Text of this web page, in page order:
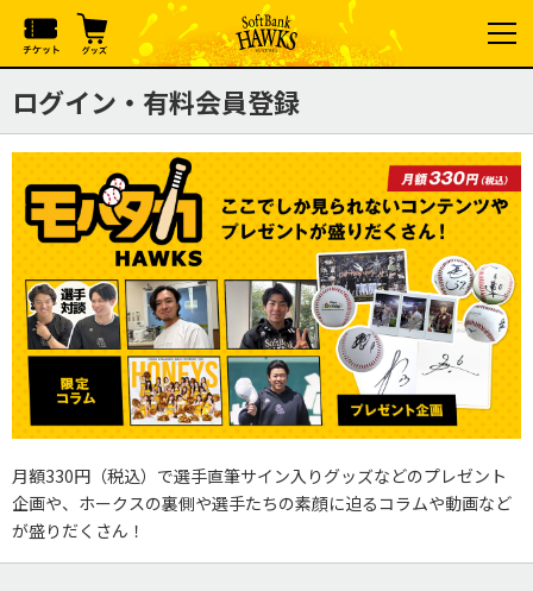
ログイン・有料会員登録
月額330円（税込）で選手直筆サイン入りグッズなどのプレゼント
企画や、ホークスの裏側や選手たちの素顔に迫るコラムや動画など
が盛りだくさん！